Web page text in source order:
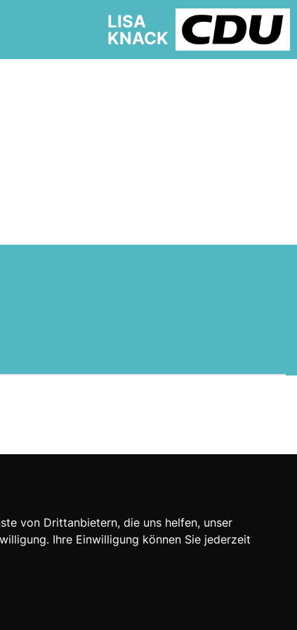
LISA
KNACK
von Drittanbietern, die uns helfen, unser
Ihre Einwilligung können Sie jederzeit